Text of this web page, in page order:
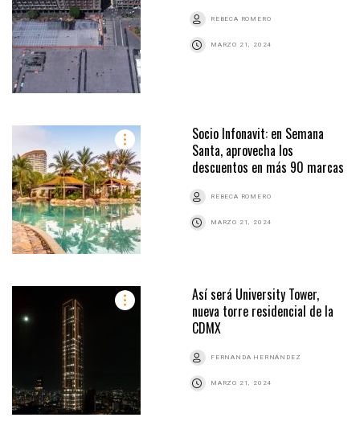
REBECA ROMERO
MARZO 21, 2024
Socio Infonavit: en Semana
Santa, aprovecha los
descuentos en más 90 marcas
REBECA ROMERO
MARZO 21, 2024
Así será University Tower,
nueva torre residencial de la
CDMX
FERNANDA HERNÁNDEZ
MARZO 21, 2024